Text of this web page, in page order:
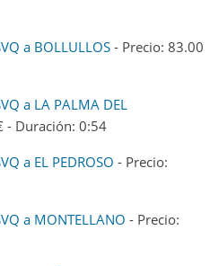
a BOLLULLOS - Precio: 83.00
a LA PALMA DEL
- Duración: 0:54
a EL PEDROSO - Precio:
a MONTELLANO - Precio: